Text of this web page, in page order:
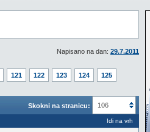
Napisano na dan: 29.7.2011
121 122 123 124
125
Skokni na stranicu: 106
Idi na vrh